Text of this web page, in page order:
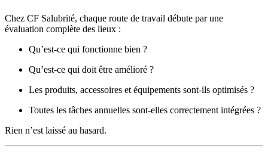
Chez CF Salubrité, chaque route de travail débute par une
évaluation complète des lieux :
Qu’est-ce qui fonctionne bien ?
Qu’est-ce qui doit être amélioré ?
Les produits, accessoires et équipements sont-ils optimisés ?
Toutes les tâches annuelles sont-elles correctement intégrées ?
Rien n’est laissé au hasard.